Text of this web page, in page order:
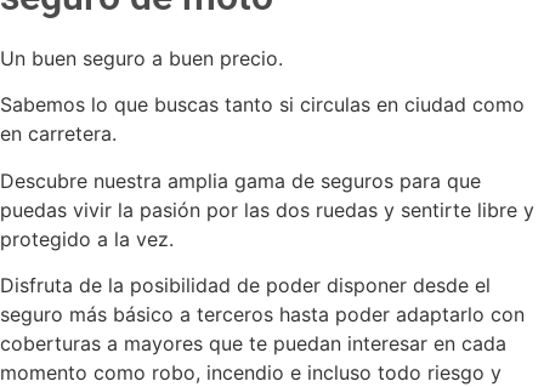
Un buen seguro a buen precio.
Sabemos lo que buscas tanto si circulas en ciudad como
en carretera.
Descubre nuestra amplia gama de seguros para que
puedas vivir la pasión por las dos ruedas y sentirte libre y
protegido a la vez.
Disfruta de la posibilidad de poder disponer desde el
seguro más básico a terceros hasta poder adaptarlo con
coberturas a mayores que te puedan interesar en cada
momento como robo, incendio e incluso todo riesgo y